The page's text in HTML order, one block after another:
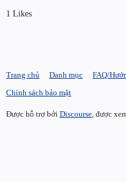
1 Likes
Trang chủ Danh mục FAQ/
Chính sách bảo mật
Được hỗ trợ bởi Discourse, được